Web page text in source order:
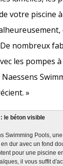
votre piscine
nombreux
les pompes
Naessens
»
le béton visible
Swimming Pools,
dur avec un fond
pour une piscine
il vous suffit